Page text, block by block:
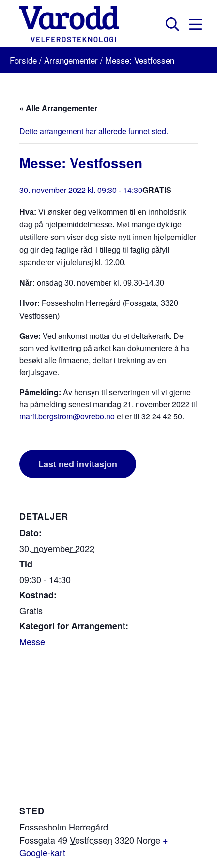
Varodd
Velferdsteknologi
Menu
Forside / Arrangementer / Messe: Vestfossen
« Alle Arrangementer
Dette arrangement har allerede funnet sted.
Messe: Vestfossen
30. november 2022 kl. 09:30 - 14:30GRATIS
Hva: Vi ønsker deg velkommen til en innholdsrik
dag på hjelpemiddelmesse. Møt mange dyktige
utstillere som viser deg siste nytt innen hjelpemidler
og gir deg faglige råd. I tillegg til faglig påfyll
spanderer vi julelunsj kl. 12.00.
Når: onsdag 30. november kl. 09.30-14.30
Hvor: Fossesholm Herregård (Fossgata, 3320
Vestfossen)
Gave: Ved ankomst mottar du et deltakerark. De
som ved kvittering på arket kan dokumentere å ha
besøkt alle firmaene, deltar i trekning av en
førjulsgave.
Påmelding: Av hensyn til serveringen vil vi gjerne
ha påmelding senest mandag 21. november 2022 til
marit.bergstrom@ovrebo.noeller til 32 24 42 50.
Last ned invitasjon
DETALJER
Dato:
30. november 2022
Tid
09:30 - 14:30
Kostnad:
Gratis
Kategori for Arrangement:
Messe
STED
Fossesholm Herregård
Fossgata 49Vestfossen 3320 Norge +
Google-kart